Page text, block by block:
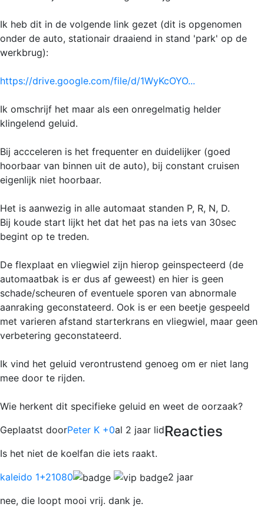
Ik heb dit in de volgende link gezet (dit is opgenomen
onder de auto, stationair draaiend in stand 'park' op de
werkbrug):
https://drive.google.com/file/d/1WyKcOYO...
Ik omschrijf het maar als een onregelmatig helder
klingelend geluid.
Bij accceleren is het frequenter en duidelijker (goed
hoorbaar van binnen uit de auto), bij constant cruisen
eigenlijk niet hoorbaar.
Het is aanwezig in alle automaat standen P, R, N, D.
Bij koude start lijkt het dat het pas na iets van 30sec
begint op te treden.
De flexplaat en vliegwiel zijn hierop geinspecteerd (de
automaatbak is er dus af geweest) en hier is geen
schade/scheuren of eventuele sporen van abnormale
aanraking geconstateerd. Ook is er een beetje gespeeld
met varieren afstand starterkrans en vliegwiel, maar geen
verbetering geconstateerd.
Ik vind het geluid verontrustend genoeg om er niet lang
mee door te rijden.
Wie herkent dit specifieke geluid en weet de oorzaak?
Geplaatst doorPeter K +0al 2 jaar lidReacties
Is het niet de koelfan die iets raakt.
kaleido 1+21080
2 jaar
nee, die loopt mooi vrij. dank je.